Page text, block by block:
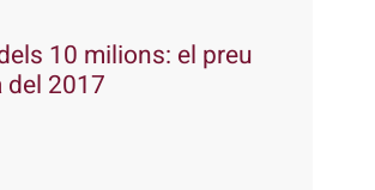
10 milions: el preu
del 2017